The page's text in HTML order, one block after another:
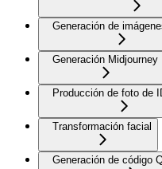
Generación de
Generación Midjourney
Producción de foto de
Transformación facial
Generación de código